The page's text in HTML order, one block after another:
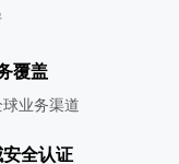
覆盖
业务渠道
全认证